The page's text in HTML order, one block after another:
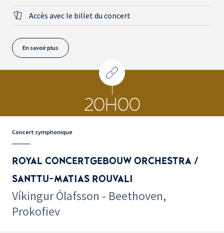
Accès avec le billet du concert
En savoir plus
20H00
Concert symphonique
ROYAL CONCERTGEBOUW ORCHESTRA /
SANTTU-MATIAS ROUVALI
Víkingur Ólafsson - Beethoven,
Prokofiev